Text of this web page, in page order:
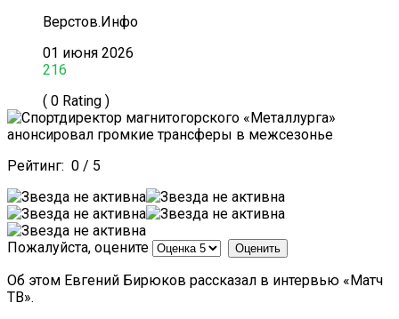
Верстов.Инфо
01 июня 2026
216
( 0 Rating )
Рейтинг: 0 / 5
Пожалуйста, оцените
Об этом Евгений Бирюков рассказал в интервью «Матч
ТВ».